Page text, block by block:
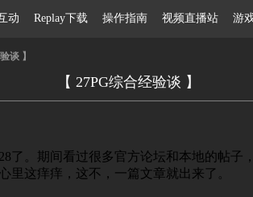
动 Replay下载 操作指南 视频直播站 游
谈 】
【 27PG综合经验谈 】
了。期间看过很多官方论坛和本地的帖子
里这痒痒，这不，一篇文章就出来了。